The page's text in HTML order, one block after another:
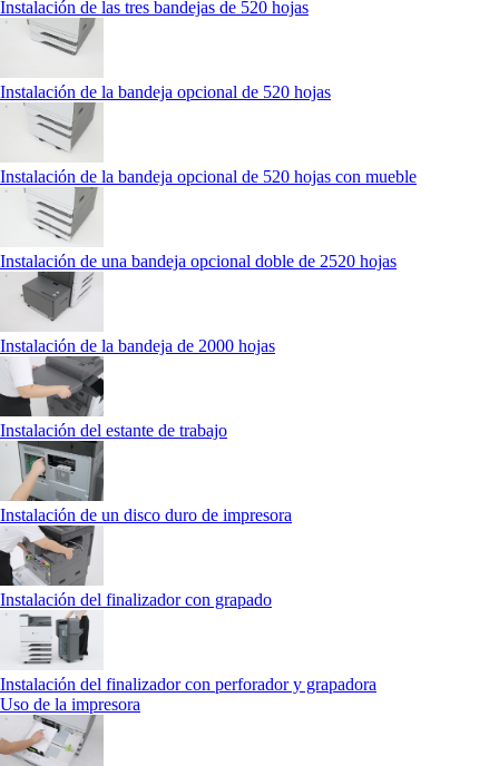
Instalación de las tres bandejas de 520 hojas
Instalación de la bandeja opcional de 520 hojas
Instalación de la bandeja opcional de 520 hojas con mueble
Instalación de una bandeja opcional doble de 2520 hojas
Instalación de la bandeja de 2000 hojas
Instalación del estante de trabajo
Instalación de un disco duro de impresora
Instalación del finalizador con grapado
Instalación del finalizador con perforador y grapadora
Uso de la impresora